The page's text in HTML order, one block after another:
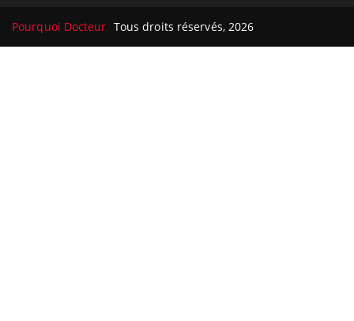
Pourquoi Docteur Tous droits réservés, 2026